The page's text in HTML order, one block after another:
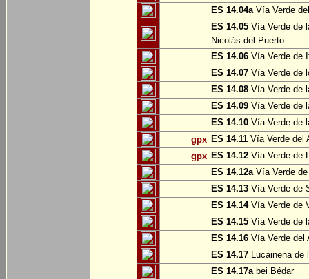
ES 14.04aVía Verde
ES 14.05 Vía Verde de
Nicolás del Puerto
ES 14.06 Vía Verde de
ES 14.07 Vía Verde de
ES 14.08 Vía Verde de
ES 14.09 Vía Verde de
ES 14.10 Vía Verde de
gpx ES 14.11 Vía Verde del
gpx ES 14.12 Vía Verde de
ES 14.12aVía Verde de
ES 14.13 Vía Verde de
ES 14.14Vía Verde de
ES 14.15 Vía Verde de
ES 14.16 Vía Verde del
ES 14.17 Lucainena de
ES 14.17abei Bédar